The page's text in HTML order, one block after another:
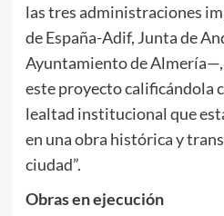
las tres administraciones
de España-Adif, Junta de
Ayuntamiento de
este proyecto calificándola
lealtad institucional que
en una obra histórica y
ciudad”.
Obras en ejecución